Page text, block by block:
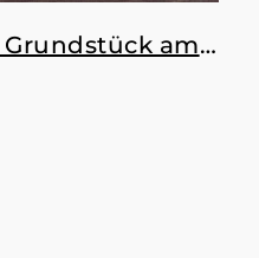
Voll erschlossenes Grundstück am See